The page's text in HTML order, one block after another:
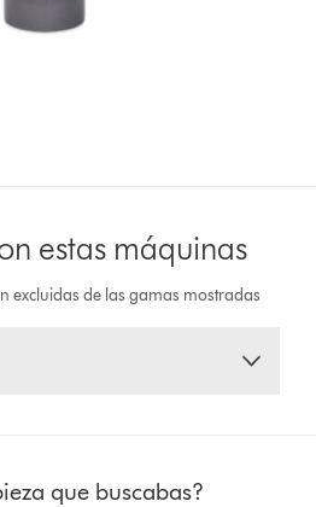
estas máquinas
excluidas de las gamas mostradas
que buscabas?